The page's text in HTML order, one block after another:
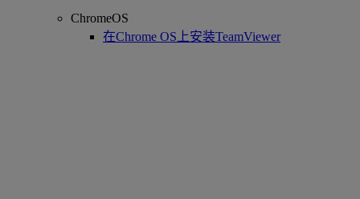
ChromeOS
在Chrome OS上安装TeamViewer